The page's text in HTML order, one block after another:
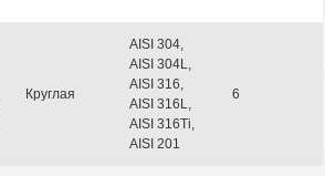
Круглая
AISI 304,
AISI 304L,
AISI 316,
AISI 316L,
AISI 316Ti,
AISI 201
6